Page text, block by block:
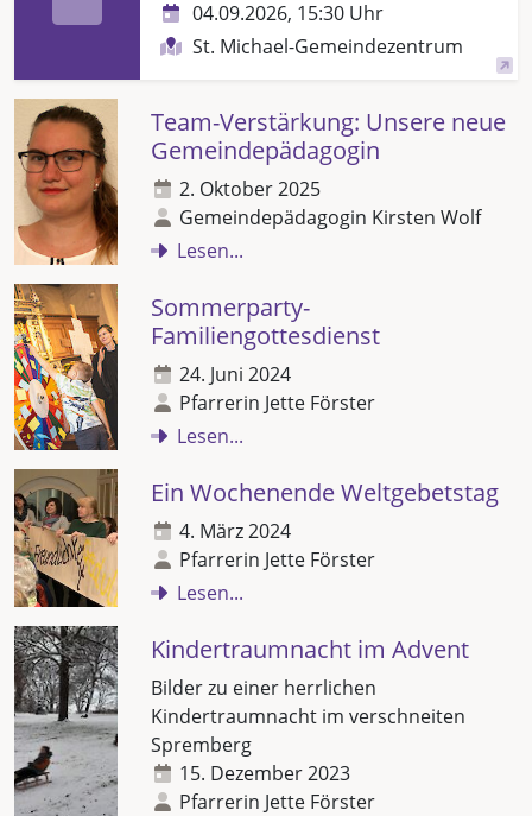
04.09.2026, 15:30 Uhr
St. Michael-Gemeindezentrum
Team-Verstärkung: Unsere neue
Gemeindepädagogin
2. Oktober 2025
Gemeindepädagogin Kirsten Wolf
Lesen...
Sommerparty-
Familiengottesdienst
24. Juni 2024
Pfarrerin Jette Förster
Lesen...
Ein Wochenende Weltgebetstag
4. März 2024
Pfarrerin Jette Förster
Lesen...
Kindertraumnacht im Advent
Bilder zu einer herrlichen
Kindertraumnacht im verschneiten
Spremberg
15. Dezember 2023
Pfarrerin Jette Förster